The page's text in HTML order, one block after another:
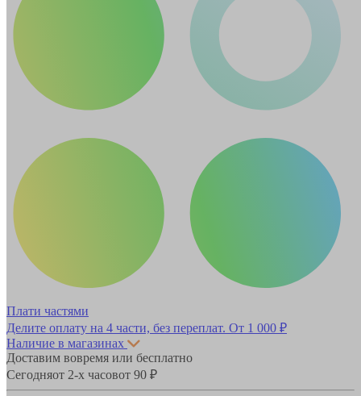
Плати частями
Делите оплату на 4 части, без переплат. От 1 000 ₽
Наличие в магазинах
Доставим вовремя или бесплатно
Сегодняот 2-х часовот 90 ₽